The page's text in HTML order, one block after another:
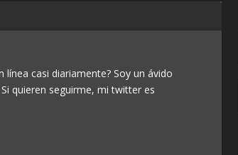
casi diariamente? Soy un ávido
quieren seguirme, mi twitter es